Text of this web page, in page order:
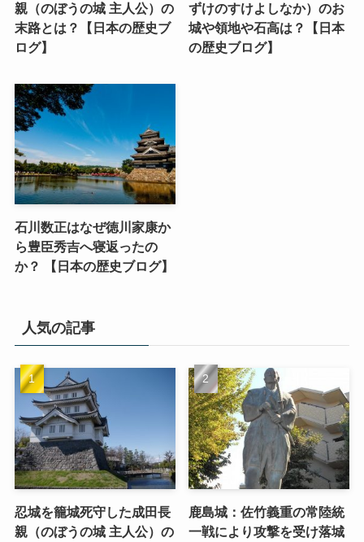
親（のぼうの城 主人公）の
末路とは？【日本の歴史ブ
ログ】
ずけのすけよしなか）のお
城や領地や石高は？【日本
の歴史ブログ】
石川数正はなぜ徳川家康か
ら豊臣秀吉へ寝返ったの
か？ 【日本の歴史ブログ】
人気の記事
忍城を籠城死守した成田長
親（のぼうの城 主人公）の
鹿島城：佐竹義重の常陸統
一戦により攻撃を受け落城